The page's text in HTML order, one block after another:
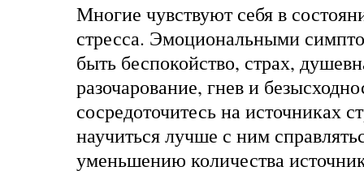
Многие чувствуют себя в
стресса. Эмоциональными
быть беспокойство, страх,
разочарование, гнев и
сосредоточитесь на источниках
научиться лучше с ним
уменьшению количества